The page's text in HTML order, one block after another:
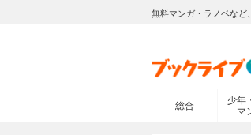
無料マンガ・ラノベなど
総合
少年
マ